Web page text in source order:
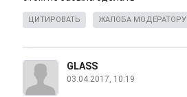
ЦИТИРОВАТЬ ЖАЛОБА МОДЕРАТОРУ
GLASS
03.04.2017, 10:19